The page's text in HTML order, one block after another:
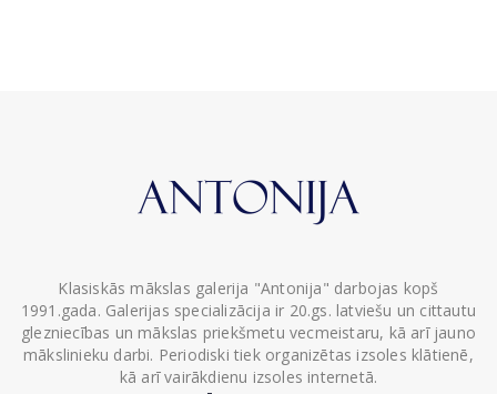
Klasiskās mākslas galerija "Antonija" darbojas kopš
1991.gada. Galerijas specializācija ir 20.gs. latviešu un cittautu
glezniecības un mākslas priekšmetu vecmeistaru, kā arī jauno
mākslinieku darbi. Periodiski tiek organizētas izsoles klātienē,
kā arī vairākdienu izsoles internetā.